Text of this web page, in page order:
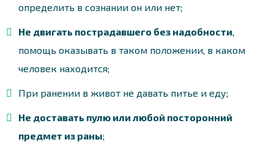
определить в сознании он или нет;
Не двигать пострадавшего без надобности
помощь оказывать в таком положении, в каком
человек находится;
При ранении в живот не давать питье и еду;
Не доставать пулю или любой посторонний
предмет из раны;